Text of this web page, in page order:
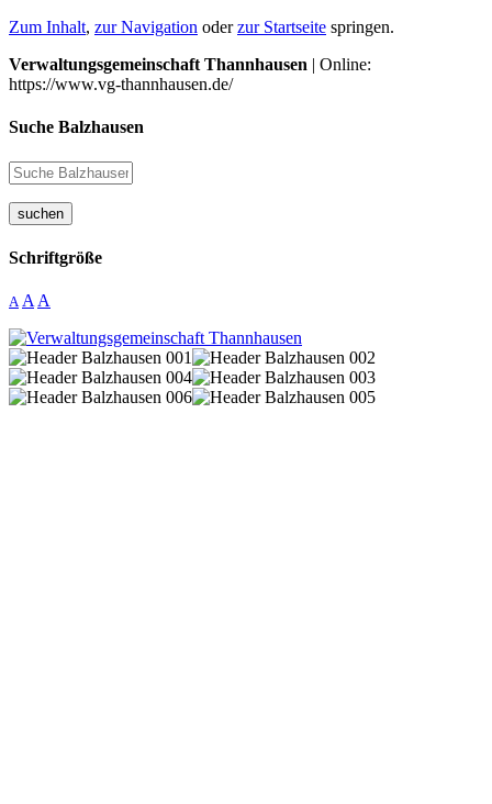
Zum Inhalt, zur Navigation oderzur Startseite springen.
Verwaltungsgemeinschaft Thannhausen | Online:
https://www.vg-thannhausen.de/
Suche Balzhausen
suchen
Schriftgröße
A A A